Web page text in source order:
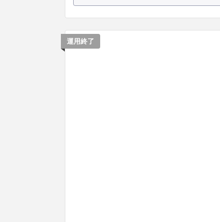
運用終了